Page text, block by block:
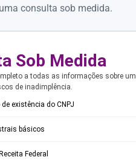
consulta sob medida.
Sob Medida
a todas as informações sobre um
de inadimplência.
existência do CNPJ
básicos
Federal